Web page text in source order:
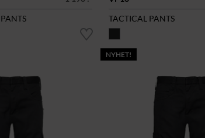
TACTICAL PANTS
NYHET!